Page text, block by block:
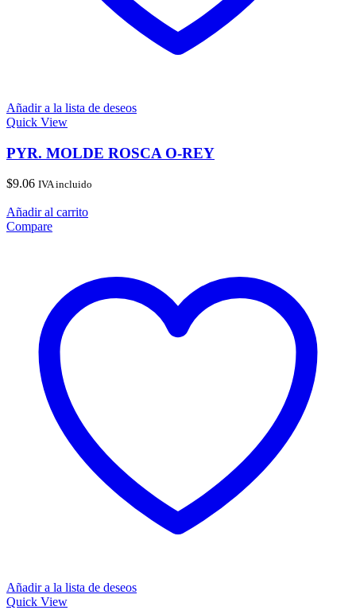
Añadir a la lista de deseos
Quick View
PYR. MOLDE ROSCA O-REY
$9.06 IVA incluido
Añadir al carrito
Compare
Añadir a la lista de deseos
Quick View